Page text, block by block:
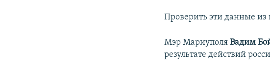
Проверить эти данные
Мэр МариуполяВадим
результате действий